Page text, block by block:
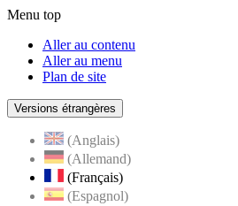
Menu top
Aller au contenu
Aller au menu
Plan de site
Versions étrangères
(Anglais)
(Allemand)
(Français)
(Espagnol)